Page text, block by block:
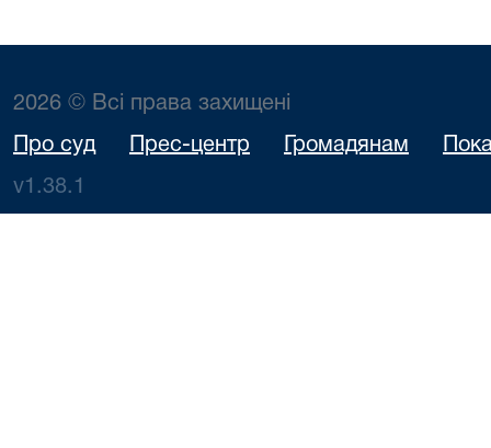
2026 © Всі права захищені
Про суд Прес-центр Громадянам
v1.38.1